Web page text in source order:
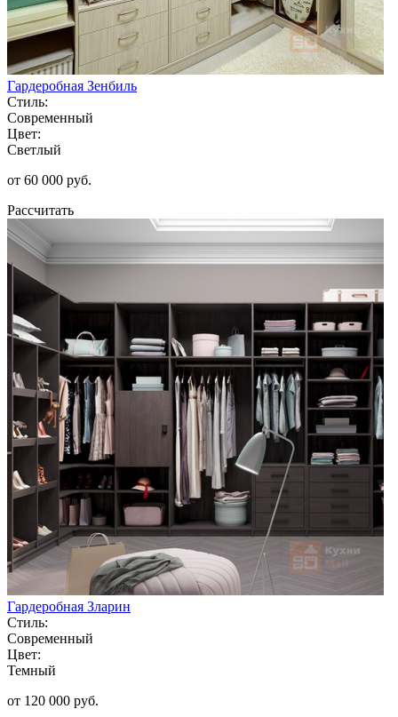
Гардеробная Зенбиль
Стиль:
Современный
Цвет:
Светлый
от 60 000 руб.
Рассчитать
Гардеробная Зларин
Стиль:
Современный
Цвет:
Темный
от 120 000 руб.